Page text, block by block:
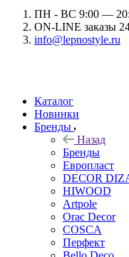
ПН - ВС 9:00 —
ON-LINE заказы
info@lepnostyle.ru
Каталог
Новинки
Бренды
Назад
Бренды
Европласт
DECOR
HIWOOD
Artpole
Orac Decor
COSCA
Перфект